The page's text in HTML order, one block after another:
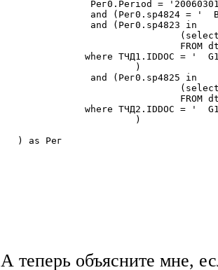
where ТЧД1.IDDOC = '
where ТЧД2.IDDOC = '
) as Рег
А теперь объясните мне,